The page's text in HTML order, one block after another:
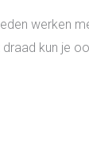
werken
kun je